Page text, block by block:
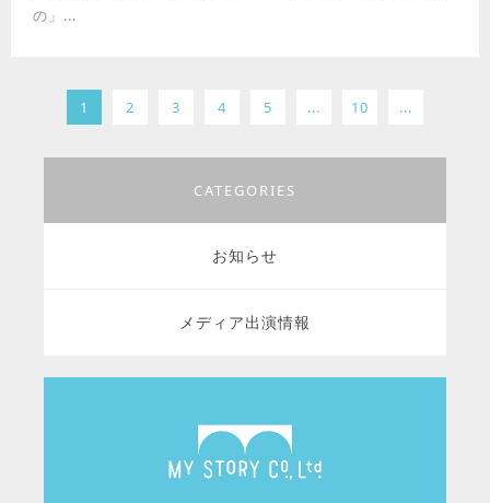
の」...
1 2 3 4 5 ... 10 ...
CATEGORIES
お知らせ
メディア出演情報